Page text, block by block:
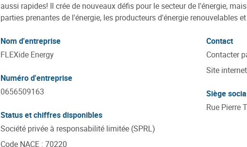
aussi rapides! Il crée de nouveaux défis pour le secteur de l'énergie,
parties prenantes de l'énergie, les producteurs d'énergie renouvelables
Nom d'entreprise
FLEXide Energy
Numéro d'entreprise
0656509163
Status et chiffres disponibles
Société privée à responsabilité limitée (SPRL)
Code NACE : 70220
Contact
Contacter
Site
Siège
Rue Pierre